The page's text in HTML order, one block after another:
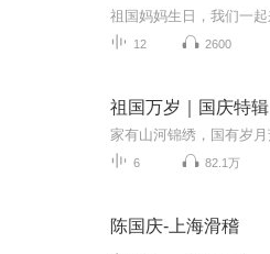
12 2600
祖国万岁｜国庆特辑
6 82.1万
陈国庆-上海滑稽